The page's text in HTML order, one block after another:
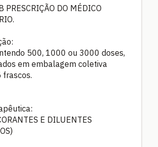
PRESCRIÇÃO DO MÉDICO
500, 1000 ou 3000 doses,
em embalagem coletiva
frascos.
E DILUENTES